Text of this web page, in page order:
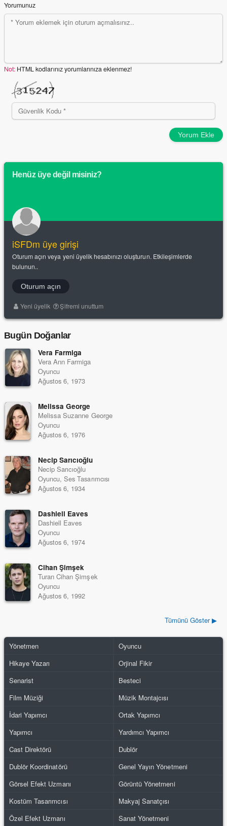
Yorumunuz
Not: HTML kodlarınız yorumlarınıza eklenmez!
Yorum Ekle
Henüz üye değil misiniz?
iSFDm üye girişi
Oturum açın veya yeni üyelik hesabınızı oluşturun. Etkileşimlerde
bulunun..
Oturum açın
Yeni üyelik Şifremi unuttum
Bugün Doğanlar
Vera Farmiga
Vera Ann Farmiga
Oyuncu
Ağustos 6, 1973
Melissa George
Melissa Suzanne George
Oyuncu
Ağustos 6, 1976
Necip Sarıcıoğlu
Necip Sarıcıoğlu
Oyuncu, Ses Tasarımcısı
Ağustos 6, 1934
Dashiell Eaves
Dashiell Eaves
Oyuncu
Ağustos 6, 1974
Cihan Şimşek
Turan Cihan Şimşek
Oyuncu
Ağustos 6, 1992
Tümünü Göster ▶
Yönetmen
Oyuncu
Hikaye Yazarı
Orjinal Fikir
Senarist
Besteci
Film Müziği
Müzik Montajcısı
İdari Yapımcı
Ortak Yapımcı
Yapımcı
Yardımcı Yapımcı
Cast Direktörü
Dublör
Dublör Koordinatörü
Genel Yayın Yönetmeni
Görsel Efekt Uzmanı
Görüntü Yönetmeni
Kostüm Tasarımcısı
Makyaj Sanatçısı
Özel Efekt Uzmanı
Sanat Yönetmeni